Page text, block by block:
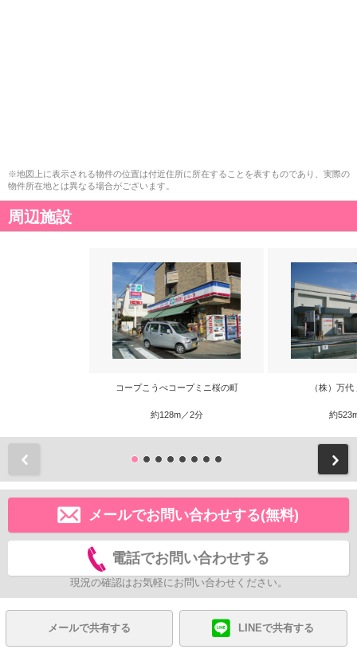
※地図上に表示される物件の位置は付近住所に所在することを表すものであり、実際の
物件所在地とは異なる場合がございます。
周辺施設
コープこうべコープミニ桜の町
約128m／2分
（株）万
約
メールでお問い合わせする(無料)
電話でお問い合わせする
現況の確認はお気軽にお問い合わせください。
メールで共有する LINEで共有する